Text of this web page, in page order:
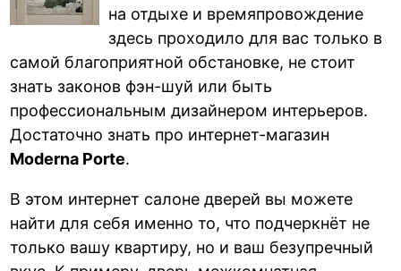
на отдыхе и времяпровождение
здесь проходило для вас только в
самой благоприятной обстановке, не стоит
знать законов фэн-шуй или быть
профессиональным дизайнером интерьеров.
Достаточно знать про интернет-магазин
Moderna Porte.
В этом интернет салоне дверей вы можете
найти для себя именно то, что подчеркнёт не
только вашу квартиру, но и ваш безупречный